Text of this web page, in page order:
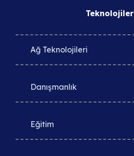
Teknolojiler
Ağ Teknolojileri
Danışmanlık
Eğitim